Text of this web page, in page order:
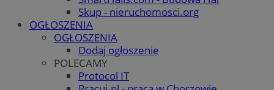
Skup - nieruchomosci.org
OGŁOSZENIA
OGŁOSZENIA
Dodaj ogłoszenie
POLECAMY
Protocol IT